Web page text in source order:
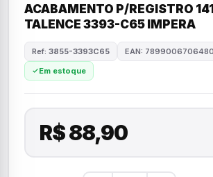
ACABAMENTO P/REGISTRO
TALENCE 3393-C65 IMPERA
Ref: 3855-3393C65 EAN: 7899006706480
Em estoque
R$ 88,90